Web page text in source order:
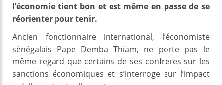
l’économie tient bon et est même en passe de se
réorienter pour tenir.
Ancien fonctionnaire international, l’économiste
sénégalais Pape Demba Thiam, ne porte pas le
même regard que certains de ses confrères sur les
sanctions économiques et s’interroge sur l’impact